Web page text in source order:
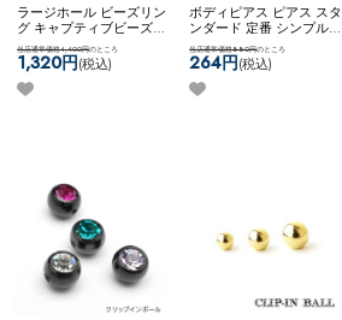
ラージホール ビーズリン
グ キャプティブビーズリ
ング シンプル フープピア
ス ネコポス不可［７
0%OFF][ 0G ] [ シルバー ]
スプリングクリップイン
当店通常価格4,400円のところ
1,320円(税込)
ボディピアス ピアス スタ
ンダード 定番 シンプル
かっこいい マット メンズ
ライク ビーズリング ネコ
ポスOK【MULL】 ブラッ
シュビーズリング
当店通常価格880円のところ
264円(税込)